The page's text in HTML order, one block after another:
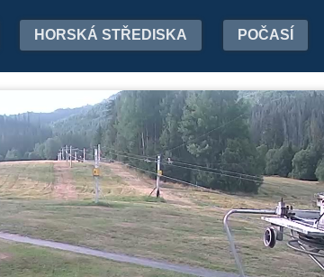
HORSKÁ STŘEDISKA POČASÍ